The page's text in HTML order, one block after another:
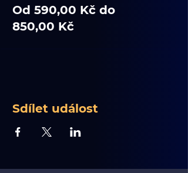
Od 590,00 Kč do
850,00 Kč
Sdílet událost